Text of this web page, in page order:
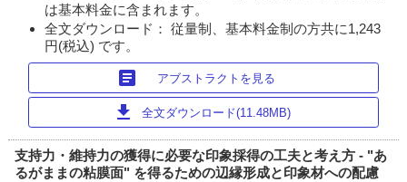
は基本料金に含まれます。
全文ダウンロード： 従量制、基本料金制の方共に1,243
円(税込) です。
article アブストラクトを見る
download 全文ダウンロード(11.48MB)
支持力・維持力の獲得に必要な印象採得の工夫と考え方 - "あ
るがままの粘膜面" を得るための辺縁形成と印象材への配慮